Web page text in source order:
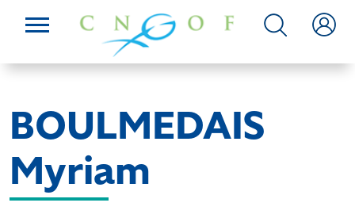
BOULMEDAIS
Myriam